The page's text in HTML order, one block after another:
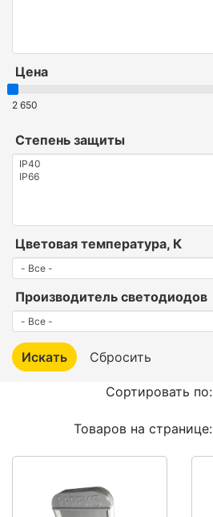
Цена
2 650
Степень защиты
Цветовая температура, К
Производитель светодиодов
Сортировать по:
Товаров на странице: